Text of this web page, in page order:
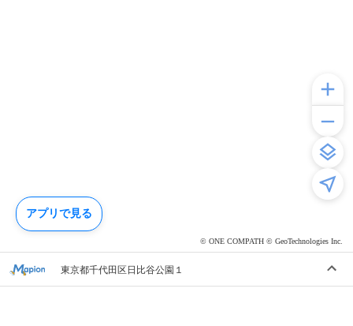
© ONE COMPATH © GeoTechnologies Inc.
東京都千代田区日比谷公園１
アプリで見る